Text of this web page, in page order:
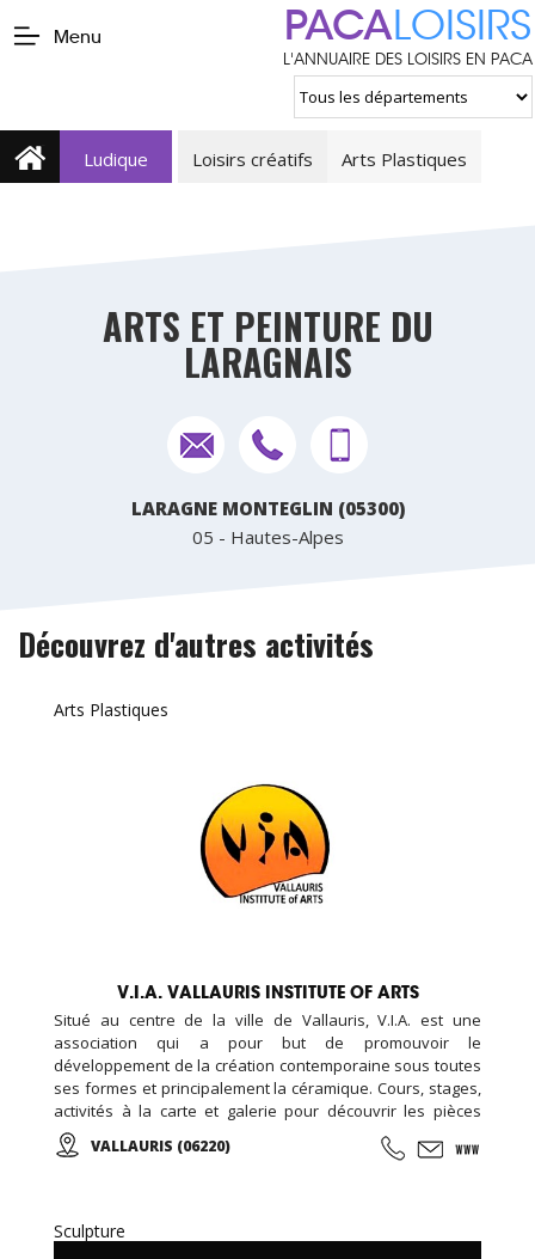
Menu PACALOISIRS
L'ANNUAIRE DES LOISIRS EN PACA
Ludique Loisirs créatifs Arts Plastiques
ARTS ET PEINTURE DU
LARAGNAIS
LARAGNE MONTEGLIN (05300)
05 - Hautes-Alpes
Découvrez d'autres activités
Arts Plastiques
V.I.A. VALLAURIS INSTITUTE OF ARTS
Situé au centre de la ville de Vallauris, V.I.A. est une
association qui a pour but de promouvoir le
développement de la création contemporaine sous toutes
ses formes et principalement la céramique. Cours, stages,
activités à la carte et galerie pour découvrir les pièces
d’élèves et d’artistes internationaux...
VALLAURIS (06220)
Sculpture